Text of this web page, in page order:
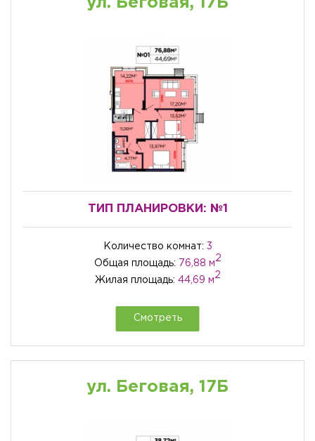
ТИП ПЛАНИРОВКИ: №1
Количество комнат: 3
Общая площадь: 76,88 м
2
Жилая площадь: 44,69 м
2
Смотреть
ул. Беговая, 17Б